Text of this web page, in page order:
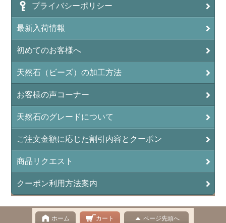
アンフィボールロック/角閃岩（Amphibole ）
イーグルアイ（EagleEye）
インカローズ（ロードクロサイト/Rhodochrosite）
インディアンアゲート(Indian Agate)
エメラルド(emerald/翠玉)
エレスチャル(elestial/骸骨水晶)
オーロラクォーツ(レインボー水晶)
オニキス(ブラック)(Black Onyx)
オブシディアン（黒曜石/Obsidian）
オフィカルサイト（蛇灰岩/Ophicalcite）
プライバシーポリシー
最新入荷情報
初めてのお客様へ
天然石（ビーズ）の加工方法
お客様の声コーナー
天然石のグレードについて
ご注文金額に応じた割引内容とクーポン
商品リクエスト
クーポン利用方法案内
ホーム カート ページ先頭へ